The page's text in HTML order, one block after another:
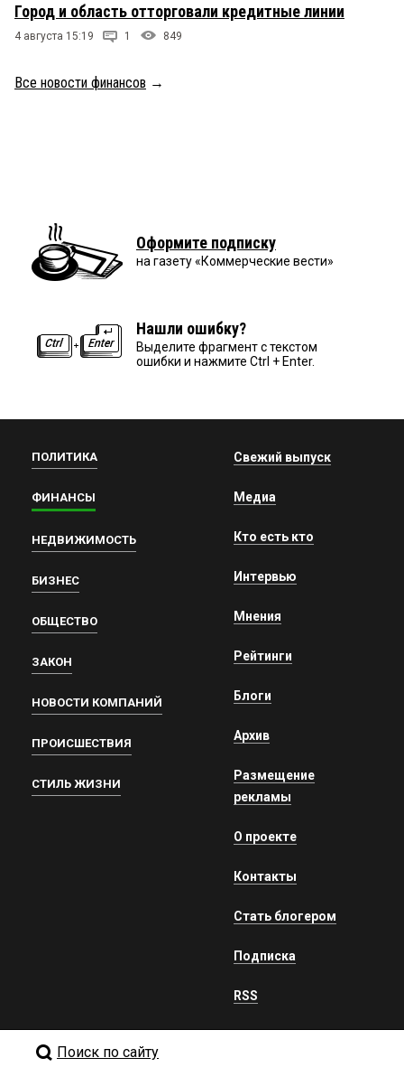
Город и область отторговали кредитные линии
4 августа 15:19 1 849
Все новости финансов →
Оформите подписку
на газету «Коммерческие вести»
Нашли ошибку?
Выделите фрагмент с текстом
ошибки и нажмите Ctrl + Enter.
ПОЛИТИКА
ФИНАНСЫ
НЕДВИЖИМОСТЬ
БИЗНЕС
ОБЩЕСТВО
ЗАКОН
НОВОСТИ КОМПАНИЙ
ПРОИСШЕСТВИЯ
СТИЛЬ ЖИЗНИ
Свежий выпуск
Медиа
Кто есть кто
Интервью
Мнения
Рейтинги
Блоги
Архив
Размещение
рекламы
О проекте
Контакты
Стать блогером
Подписка
RSS
Поиск по сайту